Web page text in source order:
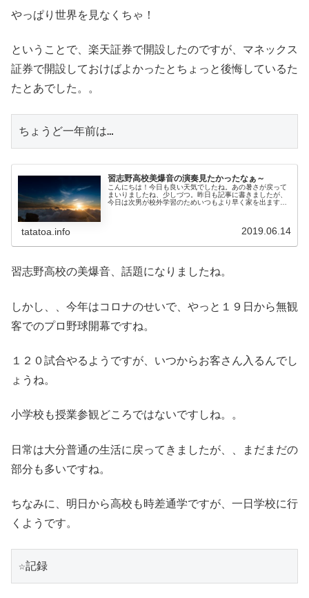
やっぱり世界を見なくちゃ！
ということで、楽天証券で開設したのですが、マネックス
証券で開設しておけばよかったとちょっと後悔しているた
たとあでした。。
ちょうど一年前は…
習志野高校美爆音の演奏見たかったなぁ～
こんにちは！今日も良い天気でしたね。あの暑さが戻って
まいりましたね、少しづつ。昨日も記事に書きましたが、
今日は次男が校外学習のためいつもより早く家を出ます。
tatatoa.info 2019.06.14
習志野高校の美爆音、話題になりましたね。
しかし、、今年はコロナのせいで、やっと１９日から無観
客でのプロ野球開幕ですね。
１２０試合やるようですが、いつからお客さん入るんでし
ょうね。
小学校も授業参観どころではないですしね。。
日常は大分普通の生活に戻ってきましたが、、まだまだの
部分も多いですね。
ちなみに、明日から高校も時差通学ですが、一日学校に行
くようです。
☆記録